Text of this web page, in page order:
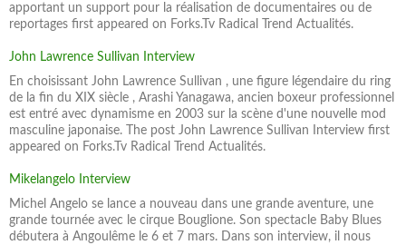
apportant un support pour la réalisation de documentaires ou de
reportages first appeared on Forks.Tv Radical Trend Actualités.
John Lawrence Sullivan Interview
En choisissant John Lawrence Sullivan , une figure légendaire du ring
de la fin du XIX siècle , Arashi Yanagawa, ancien boxeur professionnel
est entré avec dynamisme en 2003 sur la scène d'une nouvelle mod
masculine japonaise. The post John Lawrence Sullivan Interview first
appeared on Forks.Tv Radical Trend Actualités.
Mikelangelo Interview
Michel Angelo se lance a nouveau dans une grande aventure, une
grande tournée avec le cirque Bouglione. Son spectacle Baby Blues
débutera à Angoulême le 6 et 7 mars. Dans son interview, il nous